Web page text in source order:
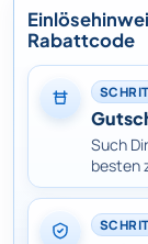
Rabattcode
Such
besten